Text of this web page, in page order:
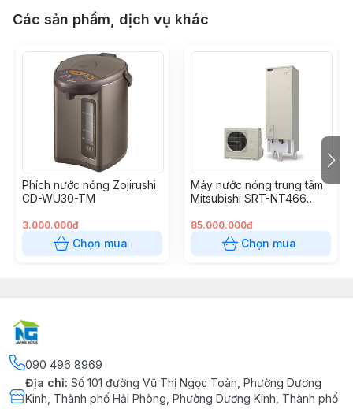
Các sản phẩm, dịch vụ khác
Phích nước nóng Zojirushi
CD-WU30-TM
3.000.000đ
Chọn mua
Máy nước nóng trung tâm
Mitsubishi SRT-NT466
85.000.000đ
Chọn mua
090 496 8969
Địa chỉ: Số 101 đường Vũ Thị Ngọc Toàn, Phường Dương
Kinh, Thành phố Hải Phòng, Phường Dương Kinh, Thành phố